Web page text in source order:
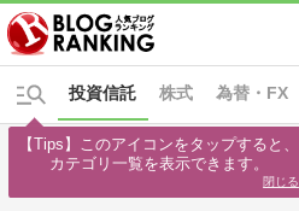
株式 為替・FX
投資信託
【Tips】このアイコンをタップすると、
カテゴリ一覧を表示できます。
閉じる